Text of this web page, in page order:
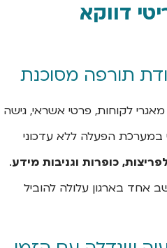
דווקא
תורפה מסוכנת
לקוחות, פרטי אשראי, גישה
במערכת הפעלה ללא עדכוני
כופרות וגניבות מידע.
אחד בארגון עלולה להוביל